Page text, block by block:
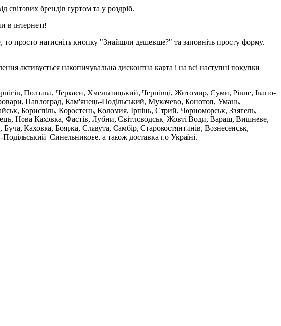
світових брендів гуртом та у роздріб.
в інтернеті!
просто натисніть кнопку "Знайшли дешевше?" та заповніть просту форму.
активується накопичувальна дисконтна карта і на всі наступні покупки
Полтава, Черкаси, Хмельницький, Чернівці, Житомир, Суми, Рівне, Івано-
Павлоград, Кам'янець-Подільський, Мукачево, Конотоп, Умань,
Бориспіль, Коростень, Коломия, Ірпінь, Стрий, Чорноморськ, Звягель,
Нова Каховка, Фастів, Лубни, Світловодськ, Жовті Води, Вараш, Вишневе,
Каховка, Боярка, Славута, Самбір, Старокостянтинів, Вознесенськ,
Синельникове, а також доставка по Україні.